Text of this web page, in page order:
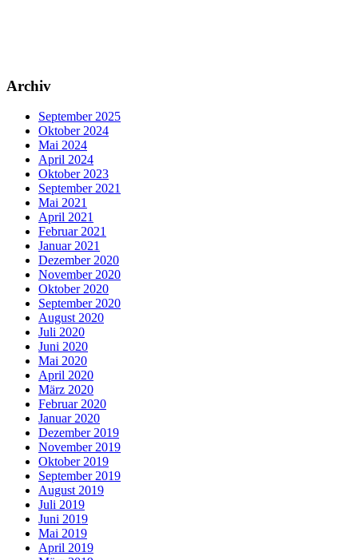
Archiv
September 2025
Oktober 2024
Mai 2024
April 2024
Oktober 2023
September 2021
Mai 2021
April 2021
Februar 2021
Januar 2021
Dezember 2020
November 2020
Oktober 2020
September 2020
August 2020
Juli 2020
Juni 2020
Mai 2020
April 2020
März 2020
Februar 2020
Januar 2020
Dezember 2019
November 2019
Oktober 2019
September 2019
August 2019
Juli 2019
Juni 2019
Mai 2019
April 2019